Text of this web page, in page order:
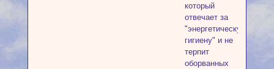
который
отвечает за
"энергетическую
гигиену" и не
терпит
оборванных